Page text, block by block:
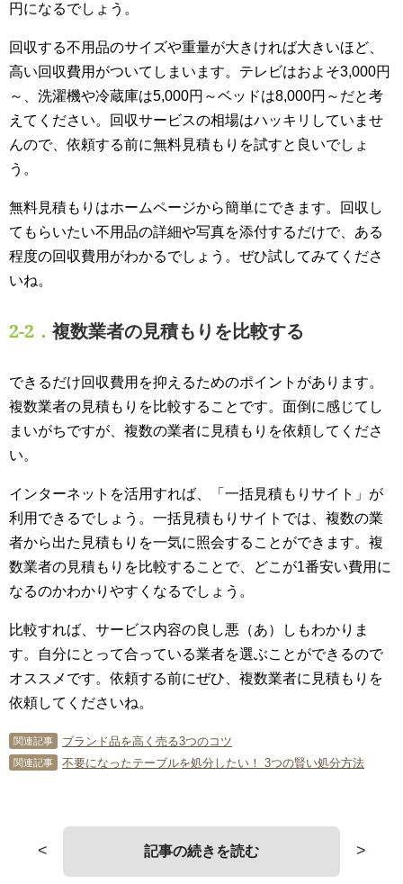
円になるでしょう。
回収する不用品のサイズや重量が大きければ大きいほど、
高い回収費用がついてしまいます。テレビはおよそ3,000円
～、洗濯機や冷蔵庫は5,000円～ベッドは8,000円～だと考
えてください。回収サービスの相場はハッキリしていませ
んので、依頼する前に無料見積もりを試すと良いでしょ
う。
無料見積もりはホームページから簡単にできます。回収し
てもらいたい不用品の詳細や写真を添付するだけで、ある
程度の回収費用がわかるでしょう。ぜひ試してみてくださ
いね。
2-2． 複数業者の見積もりを比較する
できるだけ回収費用を抑えるためのポイントがあります。
複数業者の見積もりを比較することです。面倒に感じてし
まいがちですが、複数の業者に見積もりを依頼してくださ
い。
インターネットを活用すれば、「一括見積もりサイト」が
利用できるでしょう。一括見積もりサイトでは、複数の業
者から出た見積もりを一気に照会することができます。複
数業者の見積もりを比較することで、どこが1番安い費用に
なるのかわかりやすくなるでしょう。
比較すれば、サービス内容の良し悪（あ）しもわかりま
す。自分にとって合っている業者を選ぶことができるので
オススメです。依頼する前にぜひ、複数業者に見積もりを
依頼してくださいね。
関連記事 ブランド品を高く売る3つのコツ
関連記事 不要になったテーブルを処分したい！ 3つの賢い処分方法
< 記事の続きを読む >